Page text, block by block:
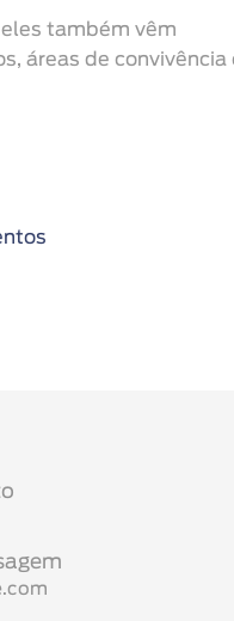
também vêm
áreas de convivência